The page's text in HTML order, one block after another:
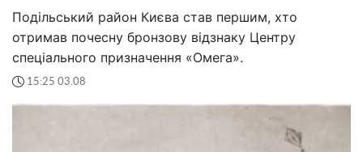
Подільський район Києва став першим, хто
отримав почесну бронзову відзнаку Центру
спеціального призначення «Омега».
15:25 03.08